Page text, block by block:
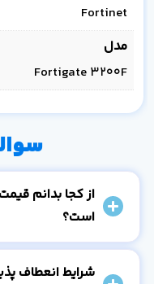
Fortinet
مدل
Fortigate 3200F
از کجا بدانم
است؟
شرایط انعطاف